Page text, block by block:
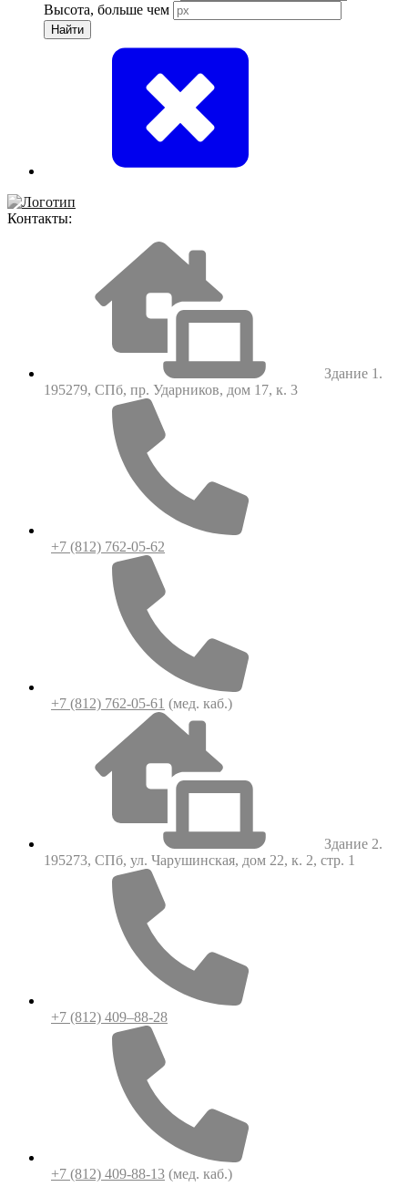
Высота, больше чем
Найти
Контакты:
Здание 1.
195279, СПб, пр. Ударников, дом 17, к. 3
+7 (812) 762-05-62
+7 (812) 762-05-61 (мед. каб.)
Здание 2.
195273, СПб, ул. Чарушинская, дом 22, к. 2, стр. 1
+7 (812) 409–88-28
+7 (812) 409-88-13 (мед. каб.)